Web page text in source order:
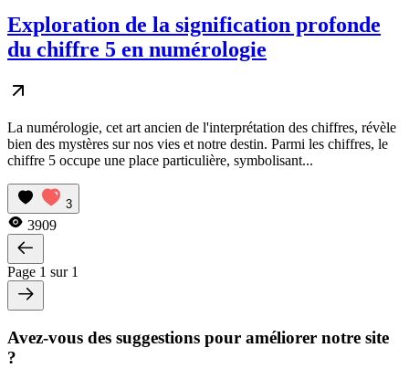
Exploration de la signification profonde
du chiffre 5 en numérologie
La numérologie, cet art ancien de l'interprétation des chiffres, révèle
bien des mystères sur nos vies et notre destin. Parmi les chiffres, le
chiffre 5 occupe une place particulière, symbolisant...
3
3909
Page 1 sur 1
Avez-vous des suggestions pour améliorer notre site
?